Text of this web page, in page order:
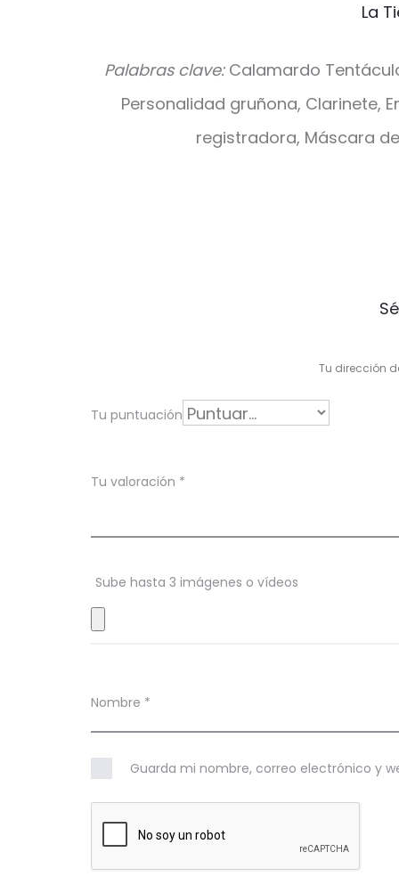
La
Palabras clave: Calamardo
Personalidad gruñona, Clarinete,
registradora, Máscara
r
c
n
e
Tu dirección
Tu puntuación
Tu valoración *
Sube hasta 3 imágenes o vídeos
Nombre *
Guarda mi nombre, correo electrónico y